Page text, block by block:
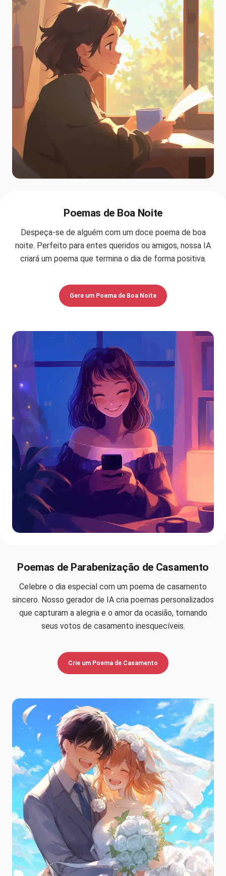
Poemas de Boa Noite
Despeça-se de alguém com um doce poema de boa
noite. Perfeito para entes queridos ou amigos, nossa IA
criará um poema que termina o dia de forma positiva.
Gere um Poema de Boa Noite
Poemas de Parabenização de Casamento
Celebre o dia especial com um poema de casamento
sincero. Nosso gerador de IA cria poemas personalizados
que capturam a alegria e o amor da ocasião, tornando
seus votos de casamento inesquecíveis.
Crie um Poema de Casamento